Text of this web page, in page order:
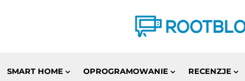
SMART HOME OPROGRAMOWANIE RECENZJE